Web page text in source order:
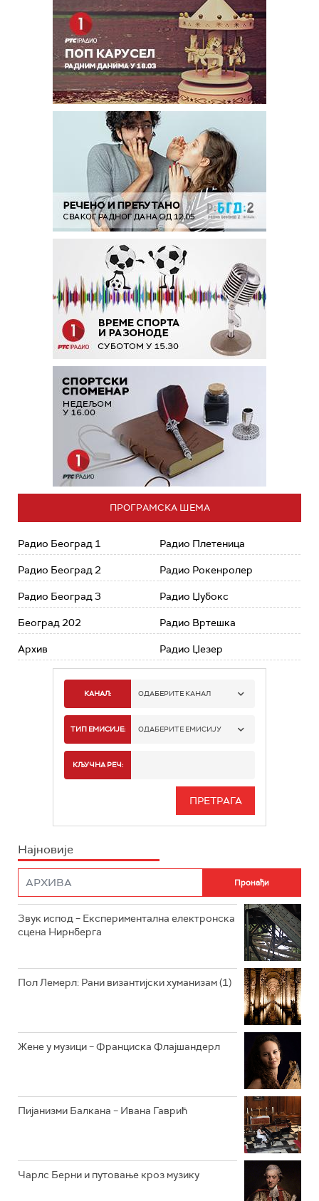
ПРОГРАМСКА ШЕМА
Радио Београд 1
Радио Београд 2
Радио Београд 3
Београд 202
Архив
Радио Плетеница
Радио Рокенролер
Радио Џубокс
Радио Вртешка
Радио Џезер
КАНАЛ: ОДАБЕРИТЕ КАНАЛ
РАДИО БЕОГРАД 1
РАДИО БЕОГРАД 3
РАДИО РОКЕНРОЛЕР
РАДИО ЏЕЗЕР
ТИП ЕМИСИЈЕ: ОДАБЕРИТЕ ЕМИСИЈУ
ИНФО
КЉУЧНА РЕЧ:
Најновије
Звук испод – Експериментална електронска
сцена Нирнберга
Пол Лемерл: Рани византијски хуманизам (1)
Жене у музици – Франциска Флајшандерл
Пијанизми Балкана – Ивана Гаврић
Чарлс Берни и путовање кроз музику